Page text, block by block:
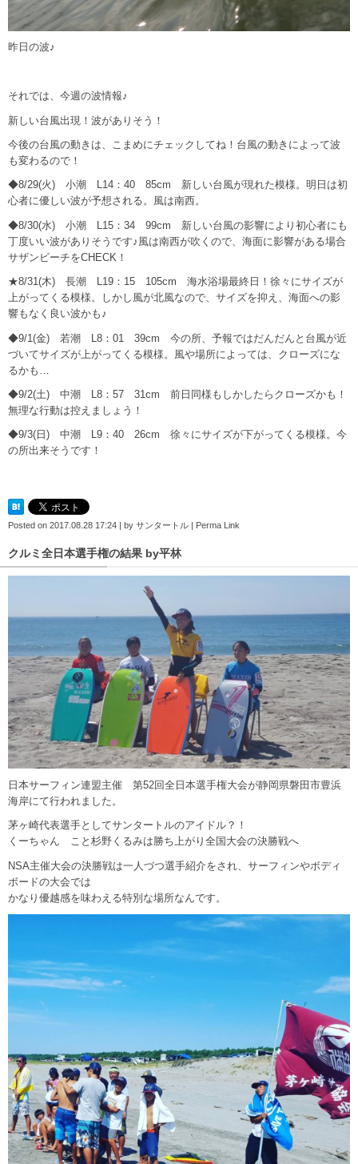
昨日の波♪
それでは、今週の波情報♪
新しい台風出現！波がありそう！
今後の台風の動きは、こまめにチェックしてね！台風の動きによって波
も変わるので！
◆8/29(火) 小潮 L14：40 85cm 新しい台風が現れた模様。明日は初
心者に優しい波が予想される。風は南西。
◆8/30(水) 小潮 L15：34 99cm 新しい台風の影響により初心者にも
丁度いい波がありそうです♪風は南西が吹くので、海面に影響がある場合
サザンビーチをCHECK！
★8/31(木) 長潮 L19：15 105cm 海水浴場最終日！徐々にサイズが
上がってくる模様。しかし風が北風なので、サイズを抑え、海面への影
響もなく良い波かも♪
◆9/1(金) 若潮 L8：01 39cm 今の所、予報ではだんだんと台風が近
づいてサイズが上がってくる模様。風や場所によっては、クローズにな
るかも…
◆9/2(土) 中潮 L8：57 31cm 前日同様もしかしたらクローズかも！
無理な行動は控えましょう！
◆9/3(日) 中潮 L9：40 26cm 徐々にサイズが下がってくる模様。今
の所出来そうです！
Posted on 2017.08.28 17:24 by サンタートル Perma Link
クルミ全日本選手権の結果 by平林
日本サーフィン連盟主催 第52回全日本選手権大会が静岡県磐田市豊浜
海岸にて行われました。
茅ヶ崎代表選手としてサンタートルのアイドル？！
くーちゃん こと杉野くるみは勝ち上がり全国大会の決勝戦へ
NSA主催大会の決勝戦は一人づつ選手紹介をされ、サーフィンやボディ
ボードの大会では
かなり優越感を味わえる特別な場所なんです。